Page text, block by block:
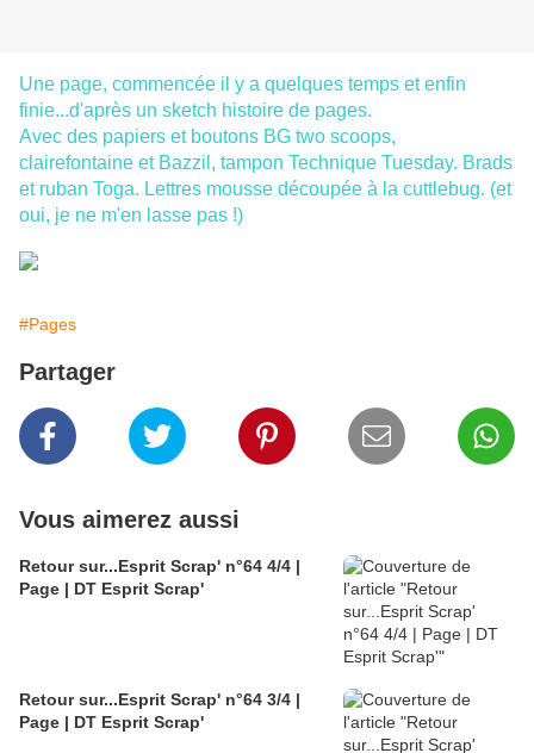
Une page, commencée il y a quelques temps et enfin
finie...d'après un sketch histoire de pages.
Avec des papiers et boutons BG two scoops,
clairefontaine et Bazzil, tampon Technique Tuesday. Brads
et ruban Toga. Lettres mousse découpée à la cuttlebug. (et
oui, je ne m'en lasse pas !)
#Pages
Partager
Vous aimerez aussi
Retour sur...Esprit Scrap' n°64 4/4 |
Page | DT Esprit Scrap'
Retour sur...Esprit Scrap' n°64 3/4 |
Page | DT Esprit Scrap'